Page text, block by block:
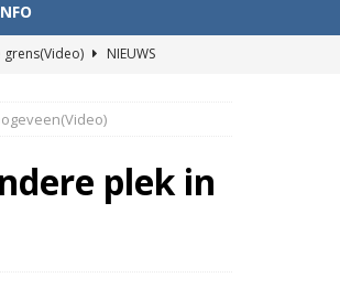
NIEUWS
in Oosterhesselen(Video)
plek in